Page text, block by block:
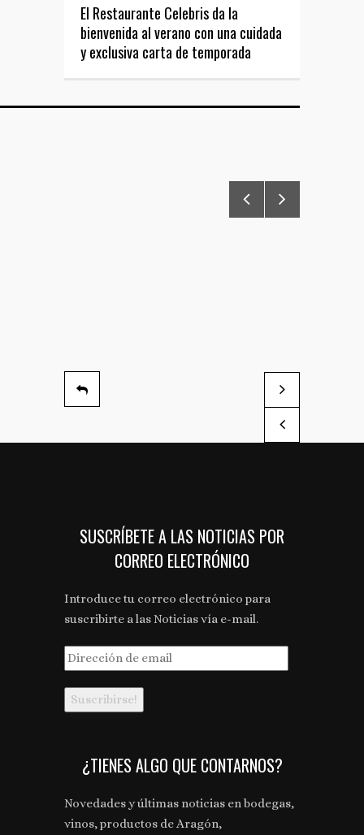
El Restaurante Celebris da la
bienvenida al verano con una cuidada
y exclusiva carta de temporada
La DOP Cariñena
by Cultura de vino
La transformación
by Cultura de vino
SUSCRÍBETE A LAS NOTICIAS POR
CORREO ELECTRÓNICO
Introduce tu correo electrónico para
suscribirte a las Noticias vía e-mail.
Dirección
de
email
¿TIENES ALGO QUE CONTARNOS?
Novedades y últimas noticias en bodegas,
vinos, productos de Aragón,